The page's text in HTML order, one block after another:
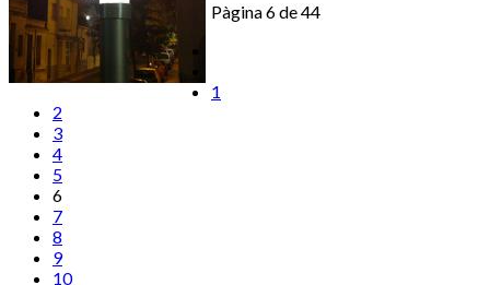
Pàgina 6 de 44
1
2
3
4
5
6
7
8
9
10